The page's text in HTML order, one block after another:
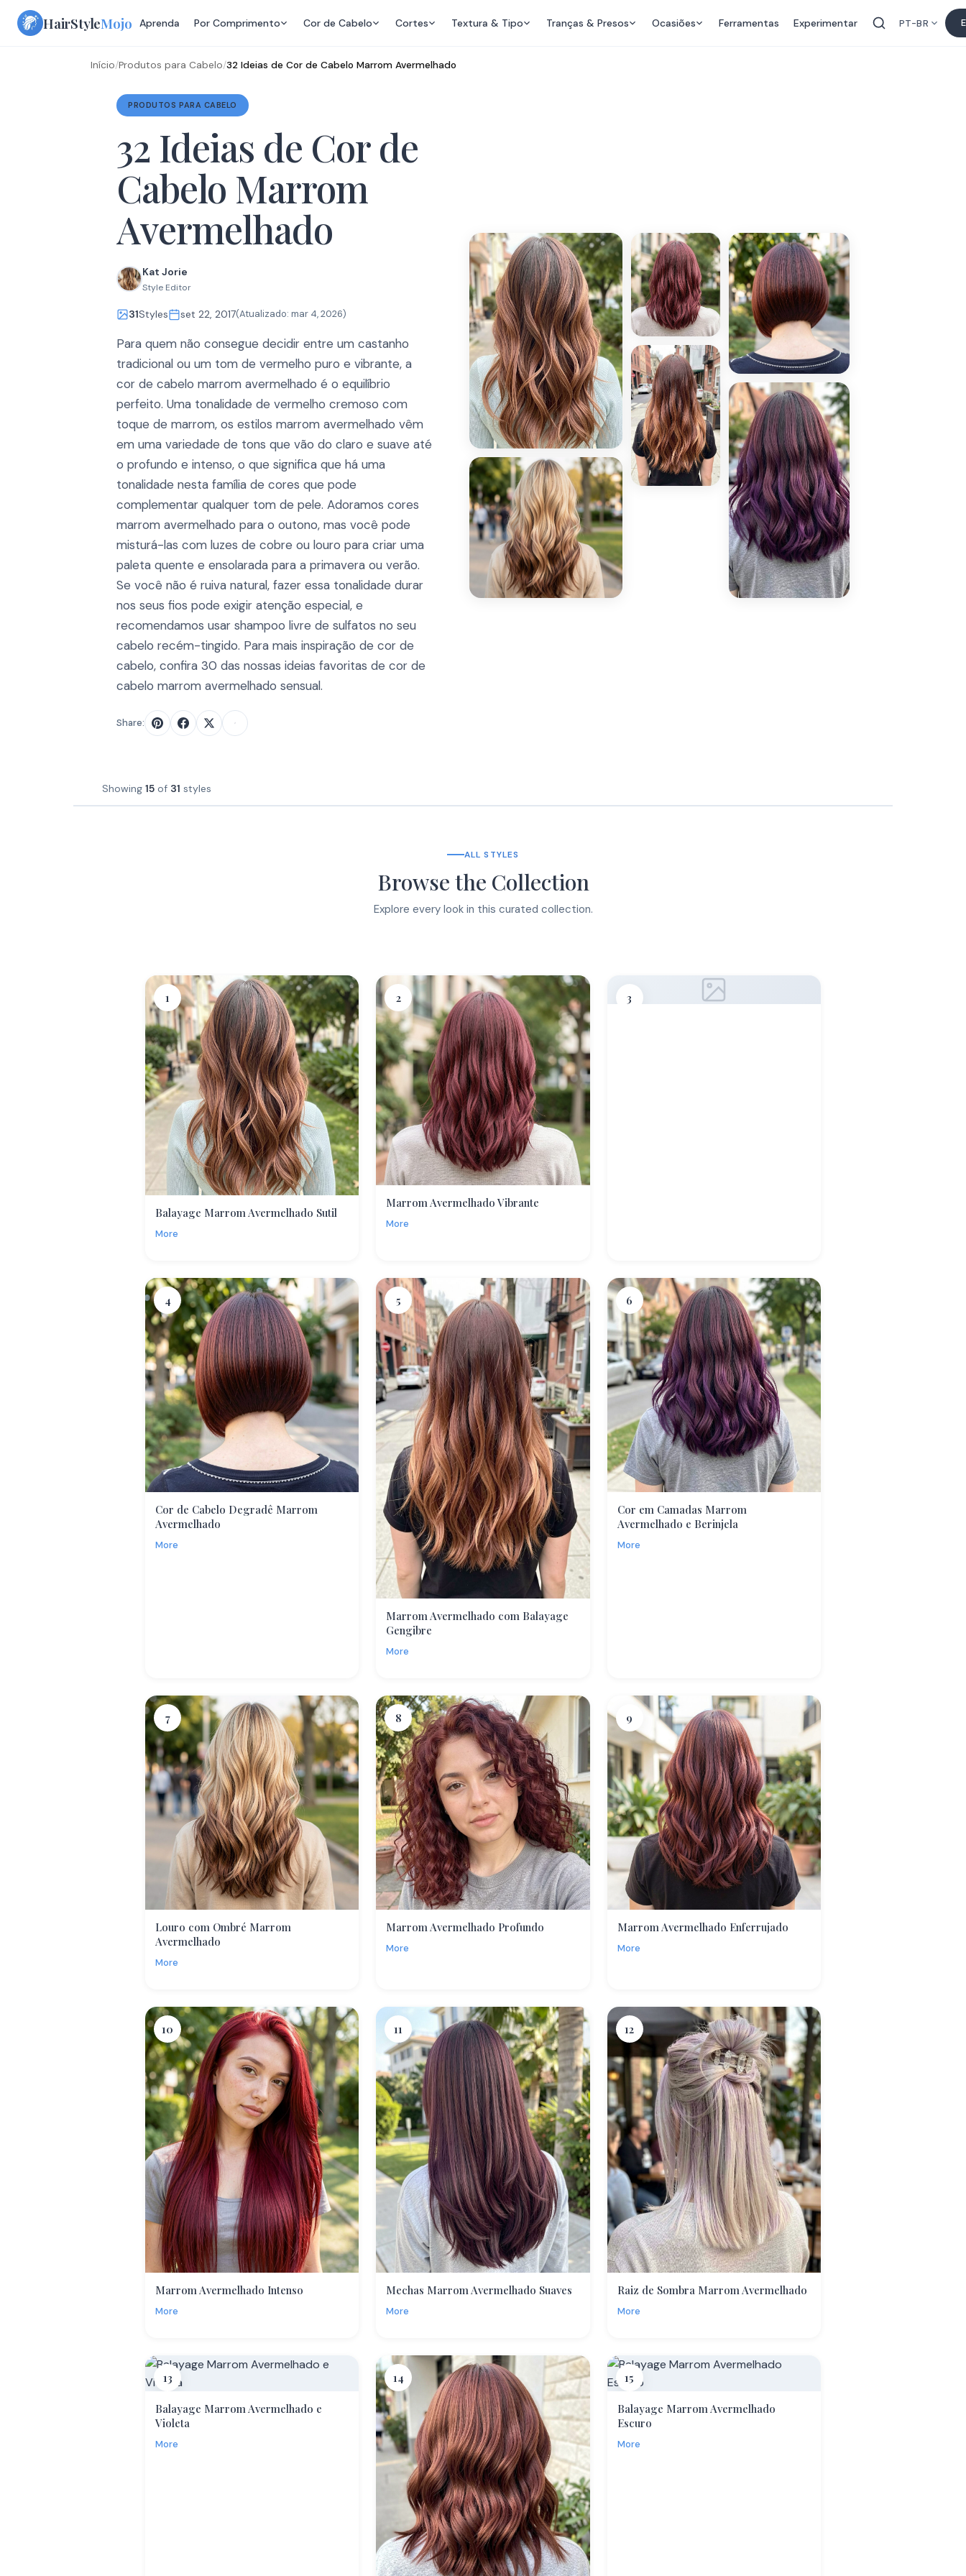
Skip
HairStyleMojo Aprenda Por Comprimento Cor de Cabelo Cortes Textura & Tipo Tranças & Presos Ocasiões Ferramentas Experimentar PT-BR
Início/Produtos para Cabelo/32 Ideias de Cor de Cabelo Marrom Avermelhado
PRODUTOS PARA CABELO
32 Ideias de Cor de
Cabelo Marrom
Avermelhado
Kat Jorie
Style Editor
31Styles set 22, 2017(Atualizado: mar 4, 2026)
Para quem não consegue decidir entre um castanho
tradicional ou um tom de vermelho puro e vibrante, a
cor de cabelo marrom avermelhado é o equilíbrio
perfeito. Uma tonalidade de vermelho cremoso com
toque de marrom, os estilos marrom avermelhado vêm
em uma variedade de tons que vão do claro e suave até
o profundo e intenso, o que significa que há uma
tonalidade nesta família de cores que pode
complementar qualquer tom de pele. Adoramos cores
marrom avermelhado para o outono, mas você pode
misturá-las com luzes de cobre ou louro para criar uma
paleta quente e ensolarada para a primavera ou verão.
Se você não é ruiva natural, fazer essa tonalidade durar
nos seus fios pode exigir atenção especial, e
recomendamos usar shampoo livre de sulfatos no seu
cabelo recém-tingido. Para mais inspiração de cor de
cabelo, confira 30 das nossas ideias favoritas de cor de
cabelo marrom avermelhado sensual.
Share:
Showing 15 of 31 styles
ALL STYLES
Browse the Collection
Explore every look in this curated collection.
1
Balayage Marrom Avermelhado Sutil
More
2
Marrom Avermelhado Vibrante
More
3
4
Cor de Cabelo Degradê Marrom
Avermelhado
More
5
Marrom Avermelhado com Balayage
Gengibre
More
6
Cor em Camadas Marrom
Avermelhado e Berinjela
More
7
Louro com Ombré Marrom
Avermelhado
More
8
Marrom Avermelhado Profundo
More
9
Marrom Avermelhado Enferrujado
More
10
Marrom Avermelhado Intenso
More
11
Mechas Marrom Avermelhado Suaves
More
12
Raiz de Sombra Marrom Avermelhado
More
13
Balayage Marrom Avermelhado e
Violeta
More
14 15
Balayage Marrom Avermelhado
Escuro
More